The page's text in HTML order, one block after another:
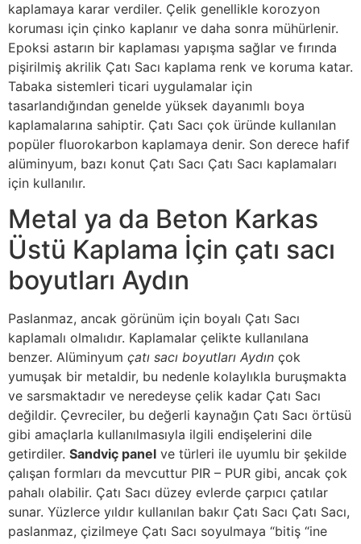
kaplamaya karar verdiler. Çelik genellikle korozyon
koruması için çinko kaplanır ve daha sonra mühürlenir.
Epoksi astarın bir kaplaması yapışma sağlar ve fırında
pişirilmiş akrilik Çatı Sacı kaplama renk ve koruma katar.
Tabaka sistemleri ticari uygulamalar için
tasarlandığından genelde yüksek dayanımlı boya
kaplamalarına sahiptir. Çatı Sacı çok üründe kullanılan
popüler fluorokarbon kaplamaya denir. Son derece hafif
alüminyum, bazı konut Çatı Sacı Çatı Sacı kaplamaları
için kullanılır.
Metal ya da Beton Karkas
Üstü Kaplama İçin çatı sacı
boyutları Aydın
Paslanmaz, ancak görünüm için boyalı Çatı Sacı
kaplamalı olmalıdır. Kaplamalar çelikte kullanılana
benzer. Alüminyum çatı sacı boyutları Aydın çok
yumuşak bir metaldir, bu nedenle kolaylıkla buruşmakta
ve sarsmaktadır ve neredeyse çelik kadar Çatı Sacı
değildir. Çevreciler, bu değerli kaynağın Çatı Sacı örtüsü
gibi amaçlarla kullanılmasıyla ilgili endişelerini dile
getirdiler. Sandviç panel ve türleri ile uyumlu bir şekilde
çalışan formları da mevcuttur PIR – PUR gibi, ancak çok
pahalı olabilir. Çatı Sacı düzey evlerde çarpıcı çatılar
sunar. Yüzlerce yıldır kullanılan bakır Çatı Sacı Çatı Sacı,
paslanmaz, çizilmeye Çatı Sacı soyulmaya “bitiş “ine